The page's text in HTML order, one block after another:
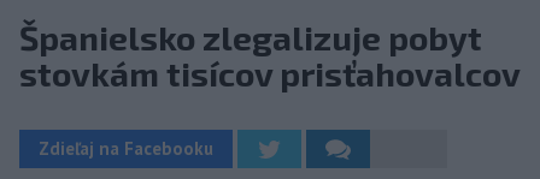
Španielsko zlegalizuje pobyt
stovkám tisícov prisťahovalcov
Zdieľaj na Facebooku